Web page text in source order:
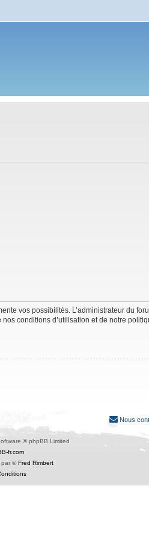
vos possibilités. L’administrateur du
conditions d’utilisation et de notre
Nous
© phpBB Limited
fr.com
par ©Fred Rimbert